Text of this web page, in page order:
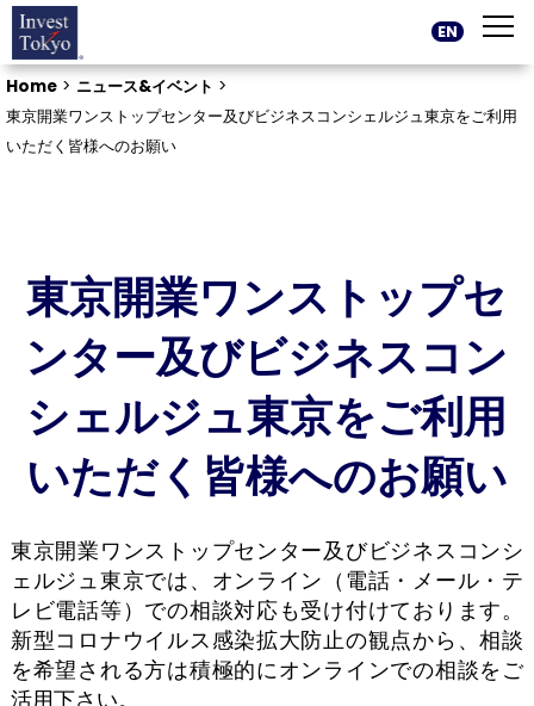
Home > ニュース&イベント >
東京開業ワンストップセンター及びビジネスコンシェルジュ東京をご利用
いただく皆様へのお願い
EN
東京開業ワンストップセ
ンター及びビジネスコン
シェルジュ東京をご利用
いただく皆様へのお願い
東京開業ワンストップセンター及びビジネスコンシ
ェルジュ東京では、オンライン（電話・メール・テ
レビ電話等）での相談対応も受け付けております。
新型コロナウイルス感染拡大防止の観点から、相談
を希望される方は積極的にオンラインでの相談をご
活用下さい。